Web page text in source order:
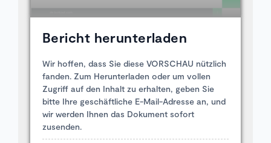
Bericht herunterladen
Wir hoffen, dass Sie diese VORSCHAU nützlich
fanden. Zum Herunterladen oder um vollen
Zugriff auf den Inhalt zu erhalten, geben Sie
bitte Ihre geschäftliche E-Mail-Adresse an, und
wir werden Ihnen das Dokument sofort
zusenden.